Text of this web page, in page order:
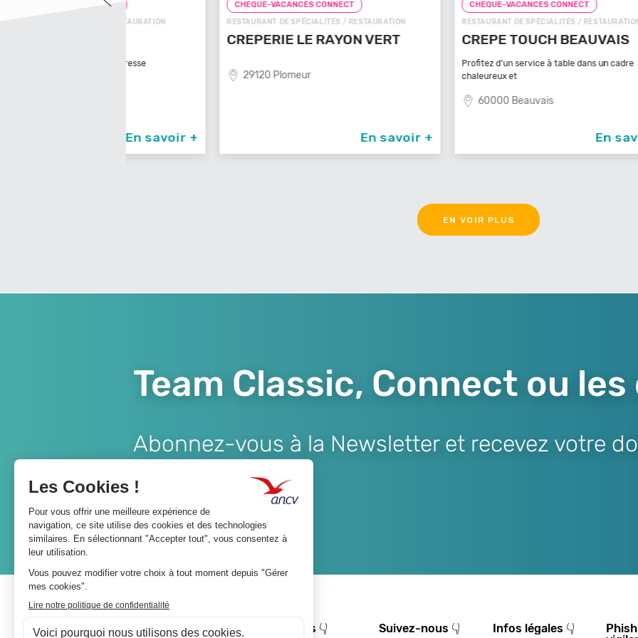
CHEQUE-VACANCES CONNECT
RESTAURANT DE SPÉCIALITÉS / RESTAURATION
CREPERIE LE RAYON VERT
CHEQUE-VACANCES CONNECT
RESTAURANT DE SPÉCIALITÉS / RESTAURATION
CREPE TOUCH BEAUVAIS
Profitez d’un service à table dans un cadre
60000 Beauvais
FAST-
EN VOIR PLUS
Team Classic, Connect ou les
Abonnez-vous à la Newsletter et recevez votre
A propos 👇 Suivez-nous 👇 Infos légales 👇